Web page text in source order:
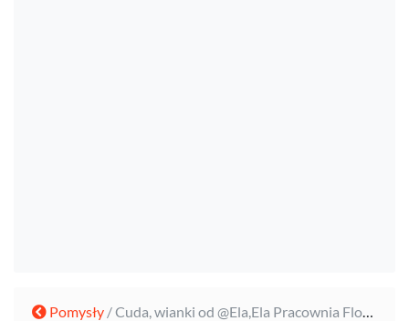
Pomysły / Cuda, wianki od @Ela,Ela Pracownia Florystyczna